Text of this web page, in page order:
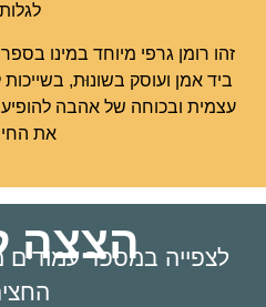
זהו רומן גרפי מיוחד במינו
ביד אמן ועוסק בשונוּת,
עצמית ובכוחה של אהבה להופיע
את
הצצה